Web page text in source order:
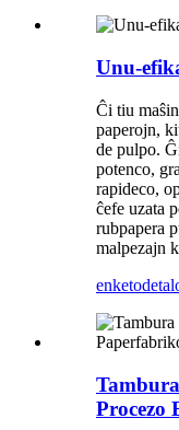
Unu-
Ĉi tiu
paperojn,
de pulpo.
potenco,
rapideco,
ĉefe uzata
rubpapera
malpezajn
enketo
Procezo